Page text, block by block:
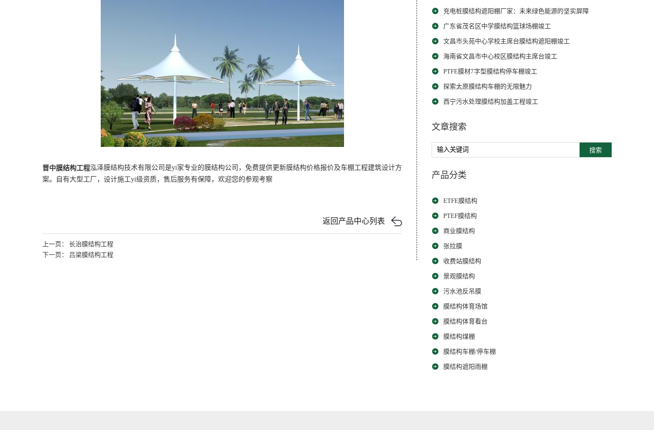
晋中膜结构工程泓泽膜结构技术有限公司是yi家专业的膜结构公司，免费提供更新膜结构价格报价及车棚工程建筑设计方
案。自有大型工厂，设计施工yi级资质，售后服务有保障，欢迎您的参观考察
返回产品中心列表
上一页： 长治膜结构工程
下一页： 吕梁膜结构工程
充电桩膜结构遮阳棚厂家：未来绿色能源的坚实屏障
广东省茂名区中学膜结构篮球场棚竣工
文昌市头苑中心学校主席台膜结构遮阳棚竣工
海南省文昌市中心校区膜结构主席台竣工
PTFE膜材7字型膜结构停车棚竣工
探索太原膜结构车棚的无限魅力
西宁污水处理膜结构加盖工程竣工
文章搜索
搜索
产品分类
ETFE膜结构
PTEF膜结构
商业膜结构
张拉膜
收费站膜结构
景观膜结构
污水池反吊膜
膜结构体育场馆
膜结构体育看台
膜结构煤棚
膜结构车棚/停车棚
膜结构遮阳雨棚